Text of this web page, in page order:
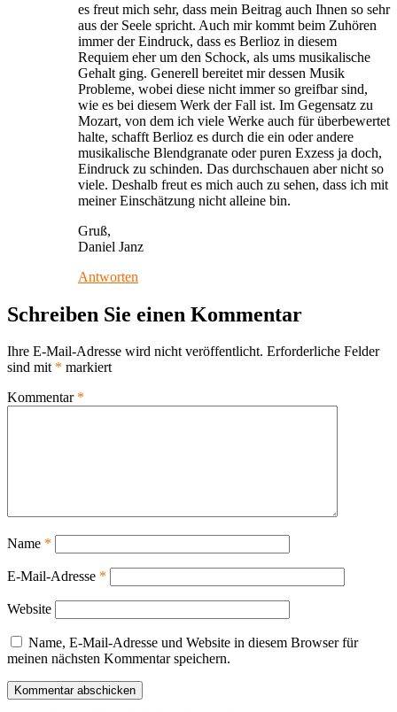
es freut mich sehr, dass mein Beitrag auch Ihnen so sehr
aus der Seele spricht. Auch mir kommt beim Zuhören
immer der Eindruck, dass es Berlioz in diesem
Requiem eher um den Schock, als ums musikalische
Gehalt ging. Generell bereitet mir dessen Musik
Probleme, wobei diese nicht immer so greifbar sind,
wie es bei diesem Werk der Fall ist. Im Gegensatz zu
Mozart, von dem ich viele Werke auch für überbewertet
halte, schafft Berlioz es durch die ein oder andere
musikalische Blendgranate oder puren Exzess ja doch,
Eindruck zu schinden. Das durchschauen aber nicht so
viele. Deshalb freut es mich auch zu sehen, dass ich mit
meiner Einschätzung nicht alleine bin.
Gruß,
Daniel Janz
Antworten
Schreiben Sie einen Kommentar
Ihre E-Mail-Adresse wird nicht veröffentlicht. Erforderliche Felder
sind mit * markiert
Kommentar *
Name *
E-Mail-Adresse *
Website
Name, E-Mail-Adresse und Website in diesem Browser für
meinen nächsten Kommentar speichern.